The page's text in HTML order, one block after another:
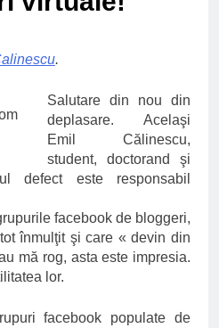
beneficiile contactului
Este posibil sa ne
6 Ani Ago
.
Salutare din nou din
deplasare. Acelaşi
Emil Călinescu,
student, doctorand şi
defect este responsabil
facebook de bloggeri,
înmulţit şi care « devin din
mă rog, asta este impresia.
lor.
facebook populate de